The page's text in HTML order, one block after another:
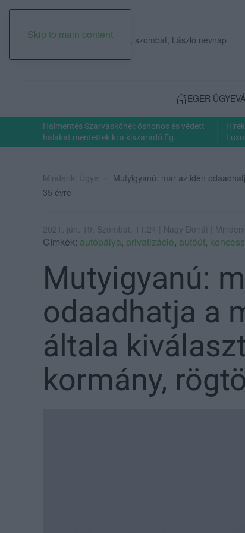
Skip to main content
2026. augusztus 08., szombat, László névnap
EGER ÜGYE
Halmentés Szarvaskőnél: őshonos és védett
halakat mentettek ki a kiszáradó Eg...
Mindenki Ügye
Mutyigyanú: már az idén
35 évre
2021. jún. 19. Szombat, 11:24 | Nagy Donát |
Címkék: autópálya, privatizáció, autóút,
Mutyigyanú:
odaadhatja a
általa
kormány,